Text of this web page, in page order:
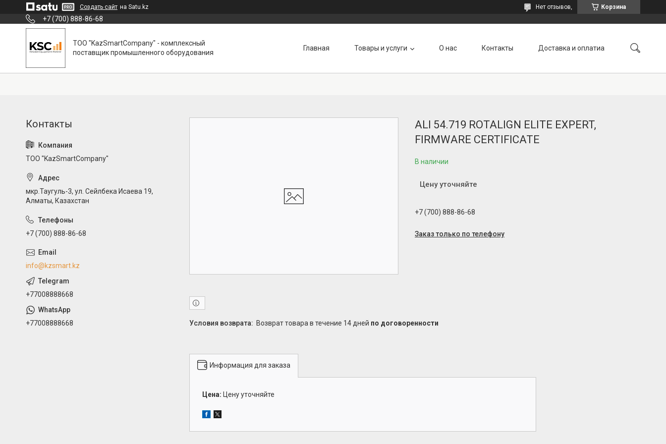
Создать сайт на Satu.kz Корзина
Нет отзывов,
+7 (700) 888-86-68
ТОО "KazSmartCompany" - комплексный
поставщик промышленного оборудования
Главная Товары и услуги О нас Контакты Доставка и оплатиа
ALI 54.719 ROTALIGN ELITE EXPERT,
FIRMWARE CERTIFICATE
В наличии
Цену уточняйте
+7 (700) 888-86-68
Заказ только по телефону
возврат товара в течение 14 дней по договоренности
Информация для заказа
Цена: Цену уточняйте
ТОО "KazSmartCompany"
мкр.Таугуль-3, ул. Сейлбека Исаева 19,
Алматы, Казахстан
+7 (700) 888-86-68
info@kzsmart.kz
+77008888668
+77008888668